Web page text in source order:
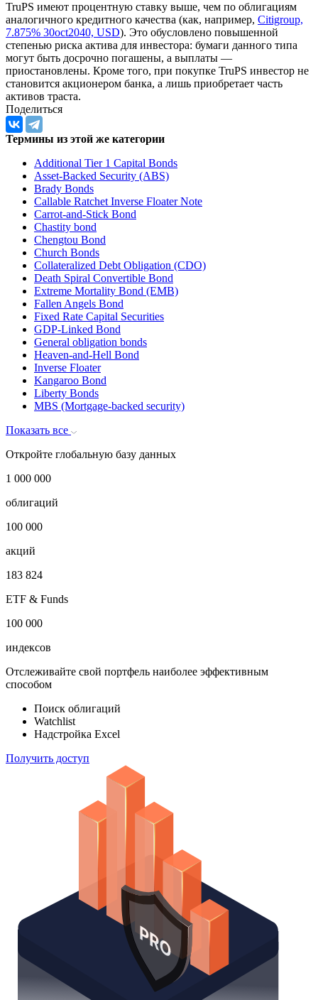
TruPS имеют процентную ставку выше, чем по облигациям
аналогичного кредитного качества (как, например, Citigroup,
7.875% 30oct2040, USD). Это обусловлено повышенной
степенью риска актива для инвестора: бумаги данного типа
могут быть досрочно погашены, а выплаты —
приостановлены. Кроме того, при покупке TruPS инвестор не
становится акционером банка, а лишь приобретает часть
активов траста.
Поделиться
Термины из этой же категории
Additional Tier 1 Capital Bonds
Asset-Backed Security (ABS)
Brady Bonds
Callable Ratchet Inverse Floater Note
Carrot-and-Stick Bond
Chastity bond
Chengtou Bond
Church Bonds
Collateralized Debt Obligation (CDO)
Death Spiral Convertible Bond
Extreme Mortality Bond (EMB)
Fallen Angels Bond
Fixed Rate Capital Securities
GDP-Linked Bond
General obligation bonds
Heaven-and-Hell Bond
Inverse Floater
Kangaroo Bond
Liberty Bonds
MBS (Mortgage-backed security)
Показать все
Откройте глобальную базу данных
1 000 000
облигаций
100 000
акций
183 824
ETF & Funds
100 000
индексов
Отслеживайте свой портфель наиболее эффективным
способом
Поиск облигаций
Watchlist
Надстройка Excel
Получить доступ